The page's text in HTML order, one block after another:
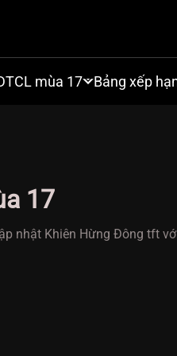
mùa 17 Bảng xếp
17
nhật Khiên Hừng Đông tft